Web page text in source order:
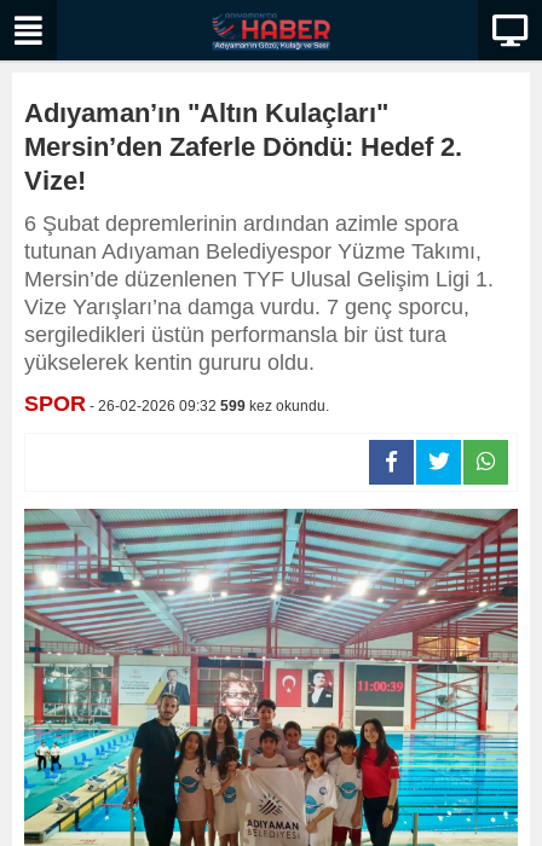
Adıyaman’ın "Altın Kulaçları"
Mersin’den Zaferle Döndü: Hedef 2.
Vize!
6 Şubat depremlerinin ardından azimle spora
tutunan Adıyaman Belediyespor Yüzme Takımı,
Mersin’de düzenlenen TYF Ulusal Gelişim Ligi 1.
Vize Yarışları’na damga vurdu. 7 genç sporcu,
sergiledikleri üstün performansla bir üst tura
yükselerek kentin gururu oldu.
SPOR - 26-02-2026 09:32 599 kez okundu.